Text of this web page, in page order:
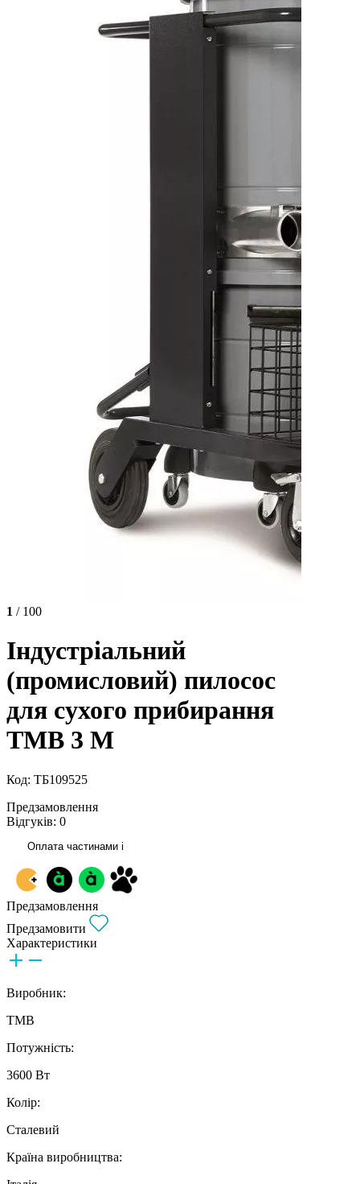
1 / 100
Індустріальний
(промисловий) пилосос
для сухого прибирання
TMB 3 M
Код: ТБ109525
Предзамовлення
Відгуків: 0
Оплата частинами i
Предзамовлення
Предзамовити
Характеристики
Виробник:
TMB
Потужність:
3600 Вт
Колір:
Сталевий
Країна виробництва: